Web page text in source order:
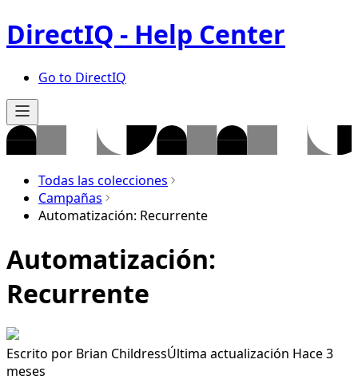
DirectIQ - Help Center
Go to DirectIQ
Todas las colecciones
Campañas
Automatización: Recurrente
Automatización:
Recurrente
Escrito por Brian ChildressÚltima actualización Hace 3
meses